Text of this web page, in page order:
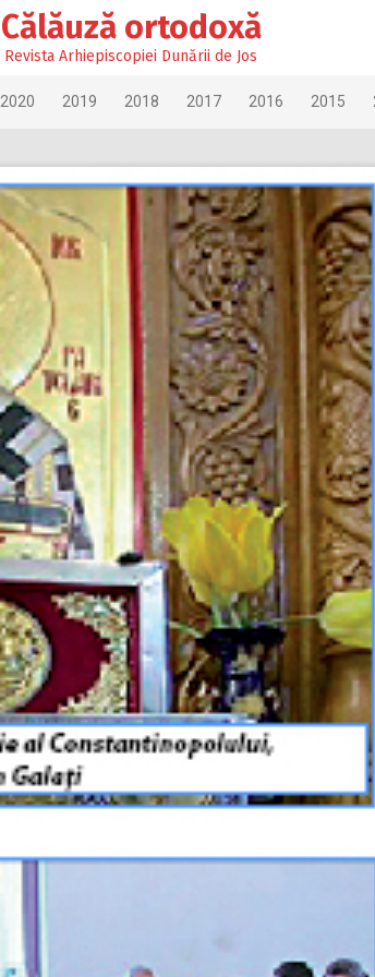
Călăuză ortodoxă
Revista Arhiepiscopiei Dunării de Jos
2020 2019 2018 2017 2016 2015